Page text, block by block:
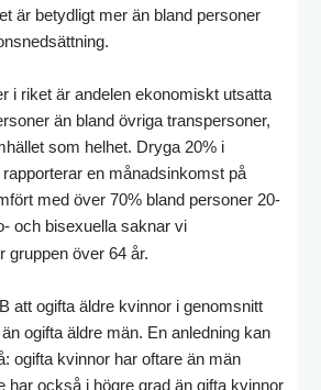
är betydligt mer än bland personer
i riket är andelen ekonomiskt utsatta
än bland övriga transpersoner,
som helhet. Dryga 20% i
en månadsinkomst på
med över 70% bland personer 20-
och bisexuella saknar vi
gruppen över 64 år.
att ogifta äldre kvinnor i genomsnitt
ogifta äldre män. En anledning kan
ogifta kvinnor har oftare än män
har också i högre grad än gifta kvinnor